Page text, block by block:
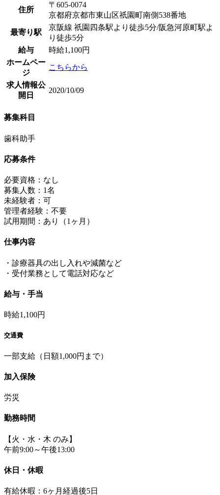
住所
〒605-0074
京都府京都市東山区祇園町南側538番地
最寄り駅
京阪線 祇園四条駅より徒歩5分/阪急河原町駅よ
り徒歩5分
給与
時給1,100円
ホームペー
ジ
こちらから
求人情報公
開日
2020/10/09
募集科目
歯科助手
応募条件
必要資格：なし
募集人数：1名
未経験者：可
管理者経験：不要
試用期間：あり（1ヶ月）
仕事内容
・診療器具の出し入れや減菌など
・受付業務として電話対応など
給与・手当
時給1,100円
交通費
一部支給（日額1,000円まで）
加入保険
労災
勤務時間
【火・水・木 のみ】
午前9:00～午後13:00
休日・休暇
有給休暇：6ヶ月経過後5日